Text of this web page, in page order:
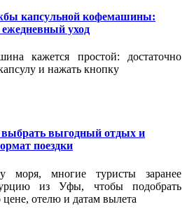
капсульной кофемашины:
уход
кажется простой: достаточно
и нажать кнопку
выгодный отдых и
поездки
моря, многие туристы заранее
из Уфы, чтобы подобрать
отелю и датам вылета